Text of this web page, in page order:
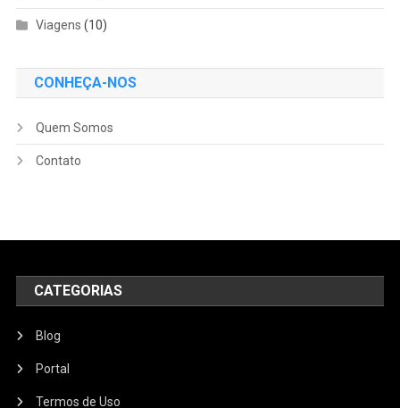
Viagens (10)
CONHEÇA-NOS
Quem Somos
Contato
CATEGORIAS
Blog
Portal
Termos de Uso